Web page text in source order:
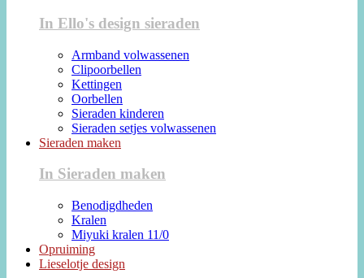
In Ello's design sieraden
Armband volwassenen
Clipoorbellen
Kettingen
Oorbellen
Sieraden kinderen
Sieraden setjes volwassenen
Sieraden maken
In Sieraden maken
Benodigdheden
Kralen
Miyuki kralen 11/0
Opruiming
Lieselotje design